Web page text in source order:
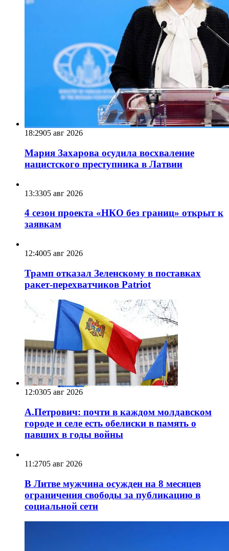
18:2905 авг 2026
Мария Захарова осудила восхваление
нацистского преступника в Латвии
13:3305 авг 2026
4 сезон проекта «НКО без границ» открыт к
заявкам
12:4005 авг 2026
Трамп отказал Зеленскому в поставках
ракет-перехватчиков Patriot
12:0305 авг 2026
А.Петрович: почти в каждом молдавском
городе и селе есть обелиски в память о
павших в годы войны
11:2705 авг 2026
В Литве мужчина осужден на 8 месяцев
ограничения свободы за публикацию в
социальной сети